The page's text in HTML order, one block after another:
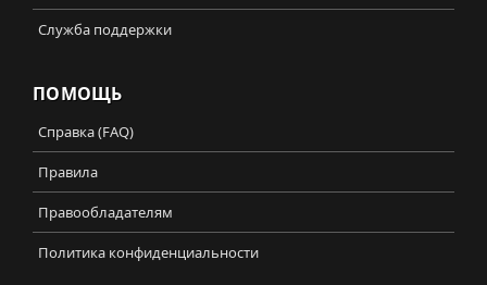
Служба поддержки
ПОМОЩЬ
Справка (FAQ)
Правила
Правообладателям
Политика конфиденциальности